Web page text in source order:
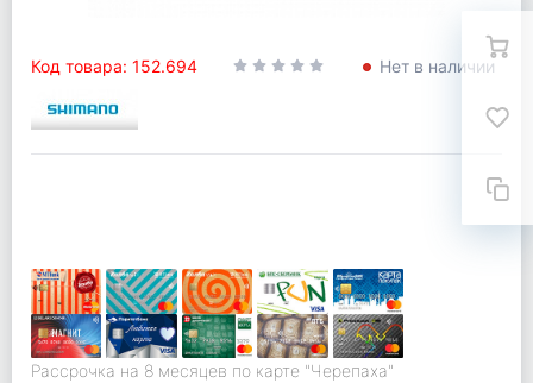
Код товара: 152.694 Нет в наличии
Рассрочка на 8 месяцев по карте "Черепаха"